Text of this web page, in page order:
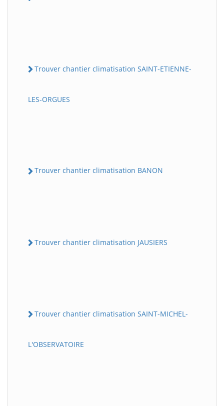
Trouver chantier climatisation SAINT-ETIENNE-
LES-ORGUES
Trouver chantier climatisation BANON
Trouver chantier climatisation JAUSIERS
Trouver chantier climatisation SAINT-MICHEL-
L'OBSERVATOIRE